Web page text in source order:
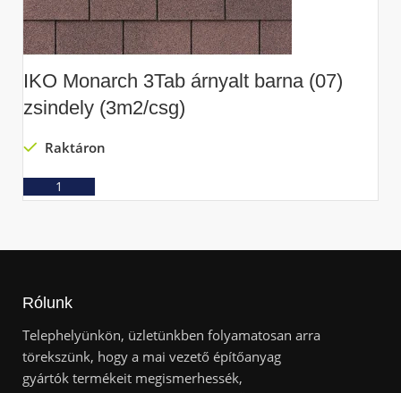
IKO Monarch 3Tab árnyalt barna (07)
zsindely (3m2/csg)
Raktáron
Rólunk
Telephelyünkön, üzletünkben folyamatosan arra
törekszünk, hogy a mai vezető építőanyag
gyártók termékeit megismerhessék,